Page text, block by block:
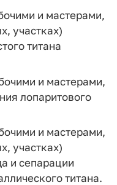
и мастерами,
участках)
титана
и мастерами,
лопаритового
и мастерами,
участках)
и сепарации
титана.